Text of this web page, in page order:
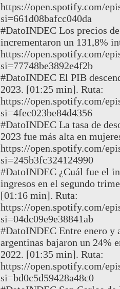
https://open.spotify.com/
si=661d08bafcc040da
#DatoINDEC Los precios
incrementaron un 131,8%
https://open.spotify.com/
si=77748be3892e4f2b
#DatoINDEC El PIB
2023. [01:25 min]. Ruta:
https://open.spotify.com/
si=4fec023be84d4356
#DatoINDEC La tasa de
2023 fue más alta en
https://open.spotify.com/
si=245b3fc324124990
#DatoINDEC ¿Cuál fue el
ingresos en el segundo
[01:16 min]. Ruta:
https://open.spotify.com/
si=04dc09e9e38841ab
#DatoINDEC Entre enero y
argentinas bajaron un 24%
2022. [01:35 min]. Ruta:
https://open.spotify.com/
si=bd0c5d59428a48c0